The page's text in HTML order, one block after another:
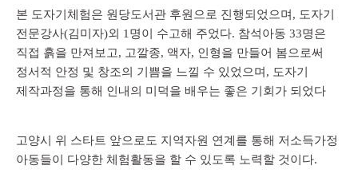
본 도자기체험은 원당도서관 후원으로 진행되었으며, 도자기
전문강사(김미자)외 1명이 수고해 주었다. 참석아동 33명은
직접 흙을 만져보고, 고깔종, 액자, 인형을 만들어 봄으로써
정서적 안정 및 창조의 기쁨을 느낄 수 있었으며, 도자기
제작과정을 통해 인내의 미덕을 배우는 좋은 기회가 되었다
고양시 위 스타트 앞으로도 지역자원 연계를 통해 저소득가정
아동들이 다양한 체험활동을 할 수 있도록 노력할 것이다.